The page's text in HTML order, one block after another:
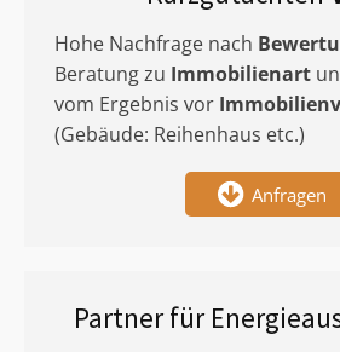
Hohe Nachfrage nach
Beratung zu Immobilienart
vom Ergebnis vor
(Gebäude: Reihenhaus etc.)
Anfragen
Partner für